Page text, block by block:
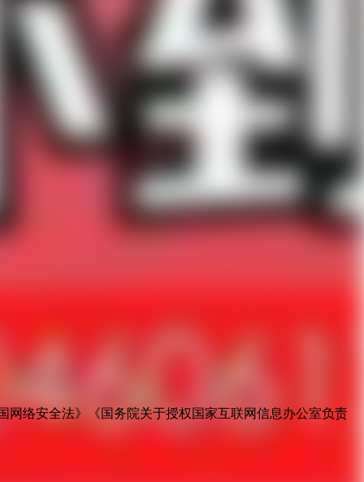
络安全法》《国务院关于授权国家互联网信息办公室负责